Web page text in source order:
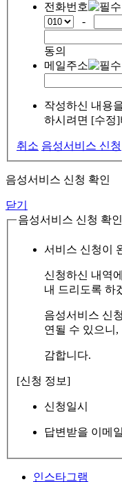
전화번호
-
동의
메일주소
작성하신 내용
하시려면 [수정
취소 음성서비스 신청
음성서비스 신청 확인
닫기
음성서비스 신청 확인
서비스 신청이
신청하신 내역
내 드리도록 하
음성서비스 신
연될 수 있으니
감합니다.
[신청 정보]
신청일시
답변받을 이메일
인스타그램